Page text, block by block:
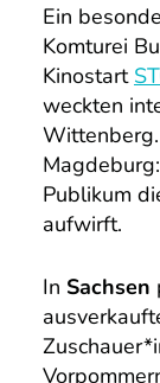
Ein
Komturei
Kinostart
weckten
Publikum
aufwirft.
In Sachsen